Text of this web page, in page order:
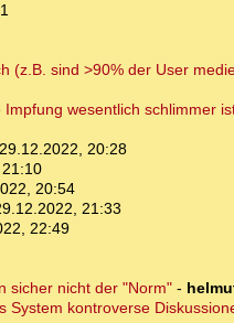
sind >90% der User
wesentlich schlimmer
29.12.2022, 20:28
20:54
21:33
22:49
sicher nicht der "Norm"-
kontroverse